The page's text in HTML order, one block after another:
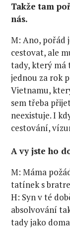
Takže tam
nás.
M: Ano, pořád
cestovat, ale
tady, který má
jednou za rok
Vietnamu,
sem třeba
neexistuje. I
cestování,
A vy jste ho
M: Máma
tatínek s
H: Syn v té
absolvování
tady jako